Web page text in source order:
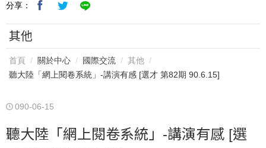
分享：
其他
首頁 關於中心 國際交流
其他
聽大陸「網上閱卷系統」-講演有感 [選才 第82期 90.6.15]
090-06-15
聽大陸「網上閱卷系統」-講演有感 [選